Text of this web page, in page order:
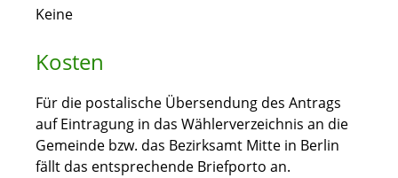
Keine
Kosten
Für die postalische Übersendung des Antrags
auf Eintragung in das Wählerverzeichnis an die
Gemeinde bzw. das Bezirksamt Mitte in Berlin
fällt das entsprechende Briefporto an.